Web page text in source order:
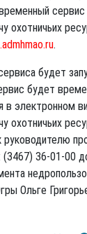
охотничьих
.
будет
будет
в электронном
охотничьих
(3467) 36-01-00
Ольге